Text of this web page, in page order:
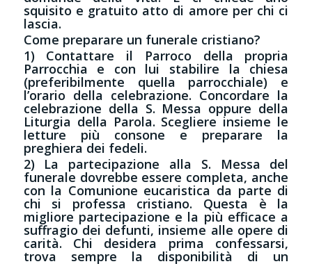
squisito e gratuito atto di amore per chi ci
lascia.
Come preparare un funerale cristiano?
1) Contattare il Parroco della propria
Parrocchia e con lui stabilire la chiesa
(preferibilmente quella parrocchiale) e
l’orario della celebrazione. Concordare la
celebrazione della S. Messa oppure della
Liturgia della Parola. Scegliere insieme le
letture più consone e preparare la
preghiera dei fedeli.
2) La partecipazione alla S. Messa del
funerale dovrebbe essere completa, anche
con la Comunione eucaristica da parte di
chi si professa cristiano. Questa è la
migliore partecipazione e la più efficace a
suffragio dei defunti, insieme alle opere di
carità. Chi desidera prima confessarsi,
trova sempre la disponibilità di un